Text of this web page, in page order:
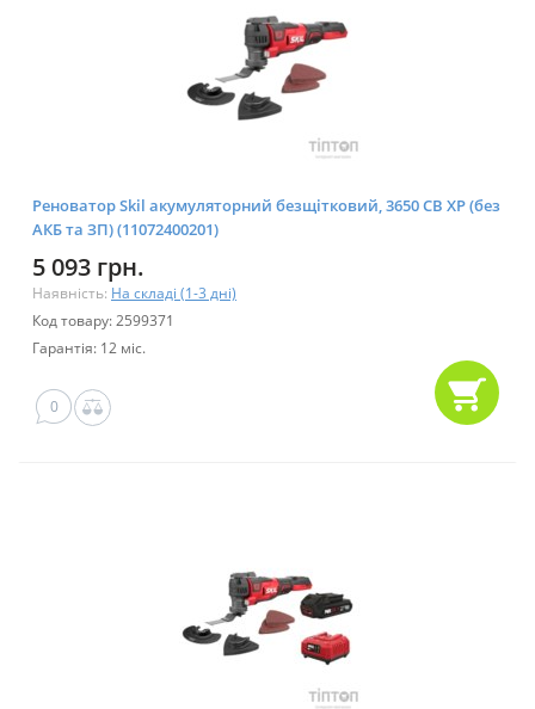
Реноватор Skil акумуляторний безщітковий, 3650 CB XP (без
АКБ та ЗП) (11072400201)
5 093 грн.
Наявність: На складі (1-3 дні)
Код товару: 2599371
Гарантія: 12 міс.
0